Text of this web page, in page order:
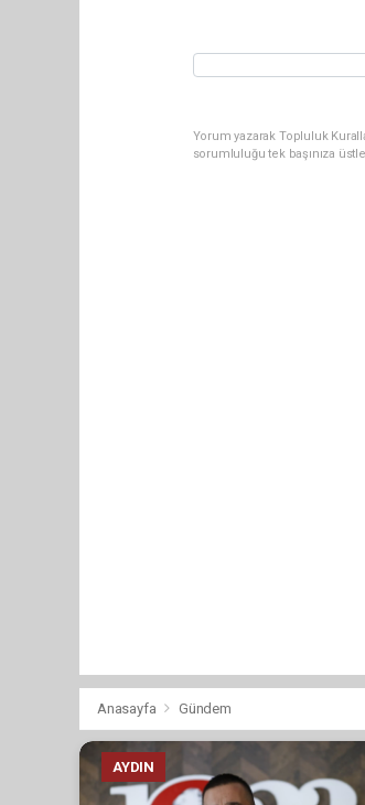
Yorum yazarak Topluluk
sorumluluğu tek başınıza
Anasayfa Gündem
AYDIN